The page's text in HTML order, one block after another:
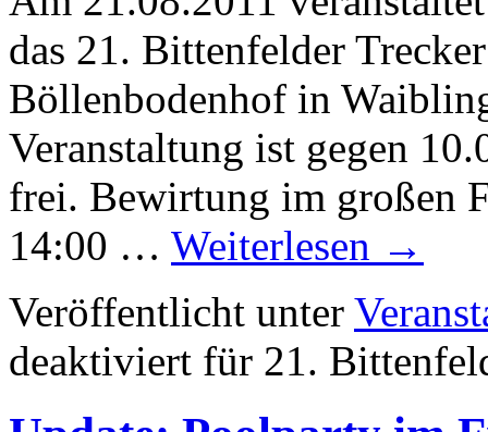
das 21. Bittenfelder
Böllenbodenhof in
Veranstaltung ist gegen
frei. Bewirtung im großen
14:00 … Weiterlesen →
Veröffentlicht unter
deaktiviert für 21.